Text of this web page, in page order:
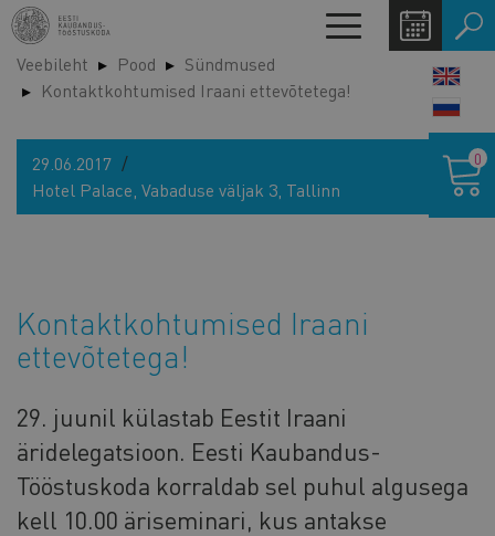
Liigu
edasi
põhisisu
juurde
Toggle
navigation
Veebileht Pood
Sündmused
Kontaktkohtumised Iraani ettevõtetega!
29.06.2017
Hotel Palace, Vabaduse väljak 3, Tallinn
Kontaktkohtumised Iraani
ettevõtetega!
29. juunil külastab Eestit Iraani
äridelegatsioon. Eesti Kaubandus-
Tööstuskoda korraldab sel puhul algusega
kell 10.00 äriseminari, kus antakse
0